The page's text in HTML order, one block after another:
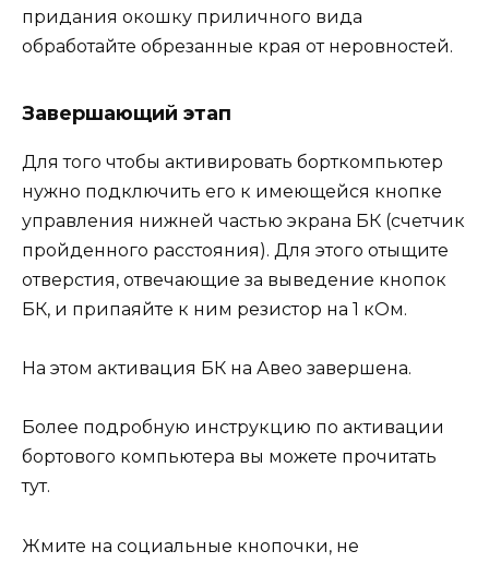
придания окошку приличного вида
обработайте обрезанные края от неровностей.
Завершающий этап
Для того чтобы активировать борткомпьютер
нужно подключить его к имеющейся кнопке
управления нижней частью экрана БК (счетчик
пройденного расстояния). Для этого отыщите
отверстия, отвечающие за выведение кнопок
БК, и припаяйте к ним резистор на 1 кОм.
На этом активация БК на Авео завершена.
Более подробную инструкцию по активации
бортового компьютера вы можете прочитать
тут.
Жмите на социальные кнопочки, не